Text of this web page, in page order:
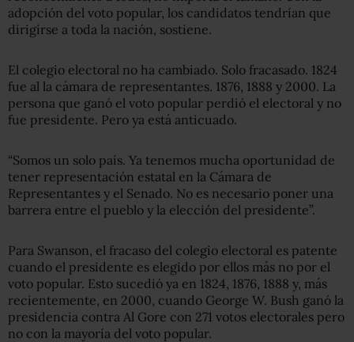
adopción del voto popular, los candidatos tendrían que
dirigirse a toda la nación, sostiene.
El colegio electoral no ha cambiado. Solo fracasado. 1824
fue al la cámara de representantes. 1876, 1888 y 2000. La
persona que ganó el voto popular perdió el electoral y no
fue presidente. Pero ya está anticuado.
“Somos un solo país. Ya tenemos mucha oportunidad de
tener representación estatal en la Cámara de
Representantes y el Senado. No es necesario poner una
barrera entre el pueblo y la elección del presidente”.
Para Swanson, el fracaso del colegio electoral es patente
cuando el presidente es elegido por ellos más no por el
voto popular. Esto sucedió ya en 1824, 1876, 1888 y, más
recientemente, en 2000, cuando George W. Bush ganó la
presidencia contra Al Gore con 271 votos electorales pero
no con la mayoría del voto popular.